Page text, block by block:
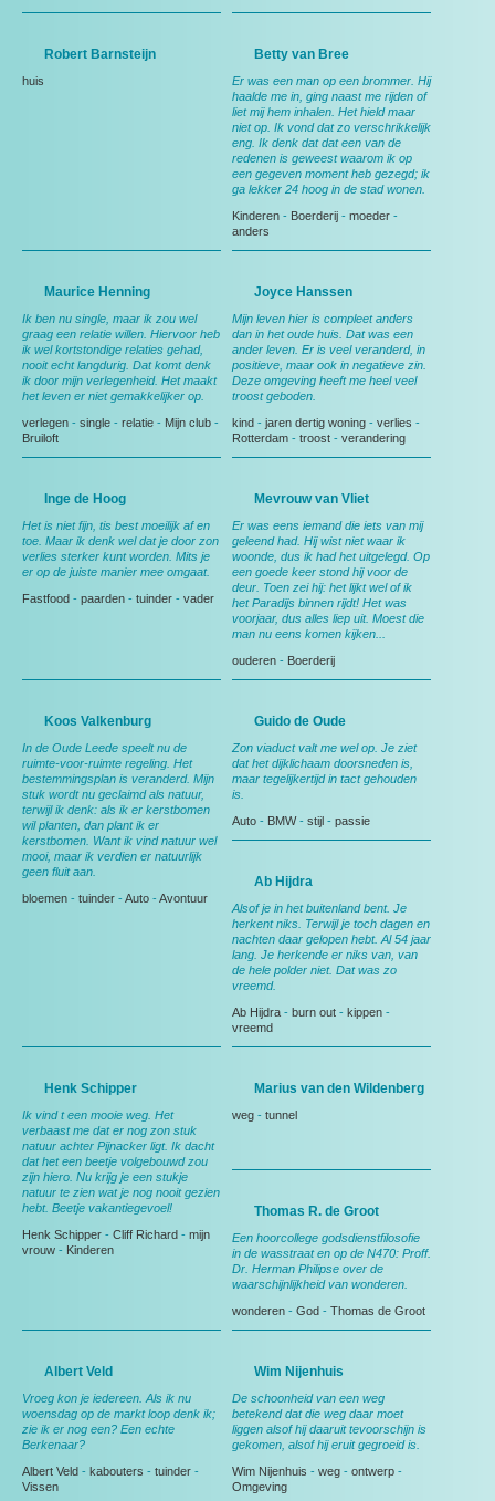
Robert Barnsteijn
huis
Betty van Bree
Er was een man op een brommer. Hij
haalde me in, ging naast me rijden of
liet mij hem inhalen. Het hield maar
niet op. Ik vond dat zo verschrikkelijk
eng. Ik denk dat dat een van de
redenen is geweest waarom ik op
een gegeven moment heb gezegd; ik
ga lekker 24 hoog in de stad wonen.
Kinderen - Boerderij - moeder -
anders
Maurice Henning
Ik ben nu single, maar ik zou wel
graag een relatie willen. Hiervoor heb
ik wel kortstondige relaties gehad,
nooit echt langdurig. Dat komt denk
ik door mijn verlegenheid. Het maakt
het leven er niet gemakkelijker op.
verlegen - single - relatie - Mijn club -
Bruiloft
Joyce Hanssen
Mijn leven hier is compleet anders
dan in het oude huis. Dat was een
ander leven. Er is veel veranderd, in
positieve, maar ook in negatieve zin.
Deze omgeving heeft me heel veel
troost geboden.
kind - jaren dertig woning - verlies -
Rotterdam - troost - verandering
Inge de Hoog
Het is niet fijn, tis best moeilijk af en
toe. Maar ik denk wel dat je door zon
verlies sterker kunt worden. Mits je
er op de juiste manier mee omgaat.
Fastfood - paarden - tuinder - vader
Mevrouw van Vliet
Er was eens iemand die iets van mij
geleend had. Hij wist niet waar ik
woonde, dus ik had het uitgelegd. Op
een goede keer stond hij voor de
deur. Toen zei hij: het lijkt wel of ik
het Paradijs binnen rijdt! Het was
voorjaar, dus alles liep uit. Moest die
man nu eens komen kijken...
ouderen - Boerderij
Koos Valkenburg
In de Oude Leede speelt nu de
ruimte-voor-ruimte regeling. Het
bestemmingsplan is veranderd. Mijn
stuk wordt nu geclaimd als natuur,
terwijl ik denk: als ik er kerstbomen
wil planten, dan plant ik er
kerstbomen. Want ik vind natuur wel
mooi, maar ik verdien er natuurlijk
geen fluit aan.
bloemen - tuinder -Auto -Avontuur
Guido de Oude
Zon viaduct valt me wel op. Je ziet
dat het dijklichaam doorsneden is,
maar tegelijkertijd in tact gehouden
is.
Auto - BMW- stijl - passie
Ab Hijdra
Alsof je in het buitenland bent. Je
herkent niks. Terwijl je toch dagen en
nachten daar gelopen hebt. Al 54 jaar
lang. Je herkende er niks van, van
de hele polder niet. Dat was zo
vreemd.
Ab Hijdra - burn out - kippen -
vreemd
Henk Schipper
Ik vind t een mooie weg. Het
verbaast me dat er nog zon stuk
natuur achter Pijnacker ligt. Ik dacht
dat het een beetje volgebouwd zou
zijn hiero. Nu krijg je een stukje
natuur te zien wat je nog nooit gezien
hebt. Beetje vakantiegevoel!
Henk Schipper - Cliff Richard - mijn
vrouw - Kinderen
Marius van den Wildenberg
weg - tunnel
Thomas R. de Groot
Een hoorcollege godsdienstfilosofie
in de wasstraat en op de N470: Proff.
Dr. Herman Philipse over de
waarschijnlijkheid van wonderen.
wonderen - God - Thomas de Groot
Albert Veld
Vroeg kon je iedereen. Als ik nu
woensdag op de markt loop denk ik;
zie ik er nog een? Een echte
Berkenaar?
Albert Veld - kabouters - tuinder -
Vissen
Wim Nijenhuis
De schoonheid van een weg
betekend dat die weg daar moet
liggen alsof hij daaruit tevoorschijn is
gekomen, alsof hij eruit gegroeid is.
Wim Nijenhuis - weg - ontwerp -
Omgeving